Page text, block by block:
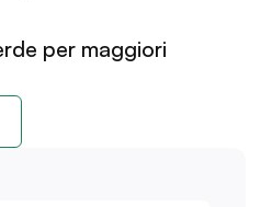
per maggiori